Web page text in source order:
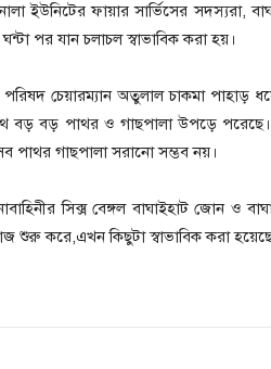
ইউনিটের ফায়ার সার্ভিসের সদস্যরা,
পর যান চলাচল স্বাভাবিক করা হয়।
চেয়ারম্যান অতুলাল চাকমা পাহাড়
বড় বড় পাথর ও গাছপালা উপড়ে পরেছে।
পাথর গাছপালা সরানো সম্ভব নয়।
সিক্স বেঙ্গল বাঘাইহাট জোন ও
শুরু করে,এখন কিছুটা স্বাভাবিক করা